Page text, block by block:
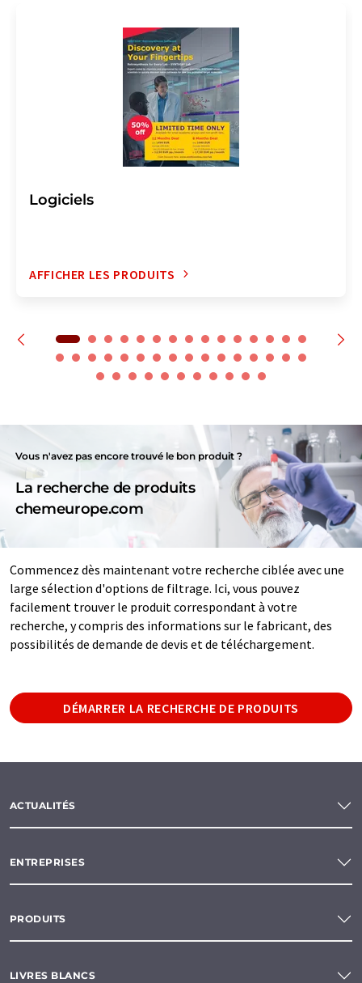
Logiciels
AFFICHER LES PRODUITS
Vous n'avez pas encore trouvé le bon produit ?
La recherche de produits
chemeurope.com
Commencez dès maintenant votre recherche ciblée avec une
large sélection d'options de filtrage. Ici, vous pouvez
facilement trouver le produit correspondant à votre
recherche, y compris des informations sur le fabricant, des
possibilités de demande de devis et de téléchargement.
DÉMARRER LA RECHERCHE DE PRODUITS
ACTUALITÉS
ENTREPRISES
PRODUITS
LIVRES BLANCS